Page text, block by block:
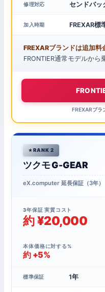
修理対応 センドバッ
加入時期 FREXAR標
FREXARブランドは追加
FRONTIER通常モデルか
FREXARブラ
RANK 2
ツクモ G-GEAR
eX.computer 延長保証（3年）
3年保証 実質コスト
約 ¥20,000
本体価格に対する%
約 +5%
標準保証 1年